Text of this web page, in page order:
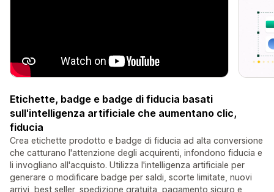
Etichette, badge e badge di fiducia basati
sull'intelligenza artificiale che aumentano clic,
fiducia
Crea etichette prodotto e badge di fiducia ad alta conversione
che catturano l'attenzione degli acquirenti, infondono fiducia e
li invogliano all'acquisto. Utilizza l'intelligenza artificiale per
generare o modificare badge per saldi, scorte limitate, nuovi
arrivi, best seller, spedizione gratuita, pagamento sicuro e